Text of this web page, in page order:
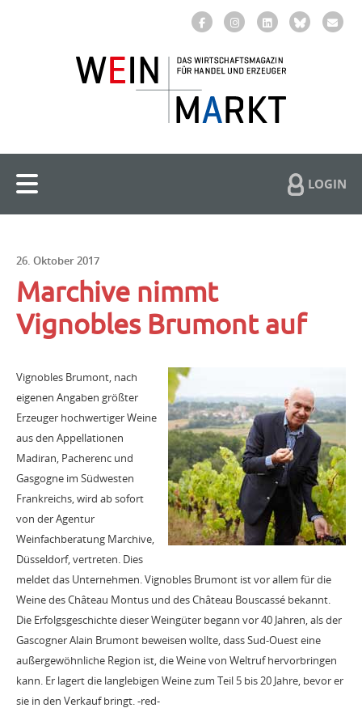
LOGIN
26. Oktober 2017
Marchive nimmt
Vignobles Brumont auf
Vignobles Brumont, nach
eigenen Angaben größter
Erzeuger hochwertiger Weine
aus den Appellationen
Madiran, Pacherenc und
Gasgogne im Südwesten
Frankreichs, wird ab sofort
von der Agentur
Weinfachberatung Marchive,
Düsseldorf, vertreten. Dies
meldet das Unternehmen. Vignobles Brumont ist vor allem für die
Weine des Château Montus und des Château Bouscassé bekannt.
Die Erfolgsgeschichte dieser Weingüter begann vor 40 Jahren, als der
Gascogner Alain Brumont beweisen wollte, dass Sud-Ouest eine
außergewöhnliche Region ist, die Weine von Weltruf hervorbringen
kann. Er lagert die langlebigen Weine zum Teil 5 bis 20 Jahre, bevor er
sie in den Verkauf bringt. -red-